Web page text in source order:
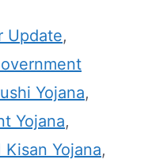
Update,
Yojana,
Yojana,
Kisan Yojana,